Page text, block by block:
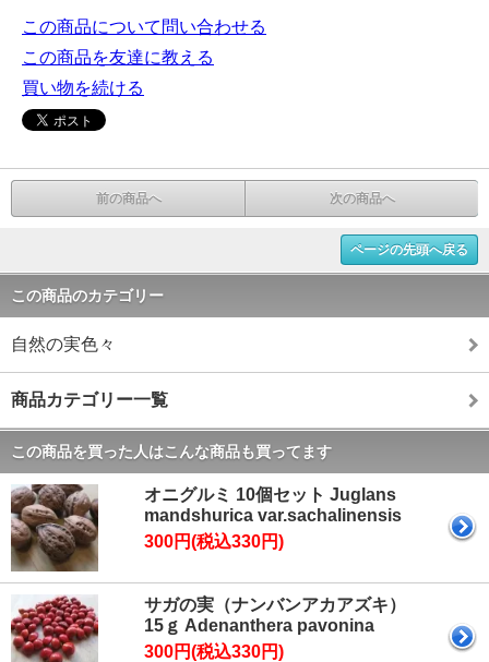
この商品について問い合わせる
この商品を友達に教える
買い物を続ける
前の商品へ 次の商品へ
ページの先頭へ戻る
この商品のカテゴリー
自然の実色々
商品カテゴリー一覧
この商品を買った人はこんな商品も買ってます
オニグルミ 10個セット Juglans
mandshurica var.sachalinensis
300円(税込330円)
サガの実（ナンバンアカアズキ）
15ｇ Adenanthera pavonina
300円(税込330円)